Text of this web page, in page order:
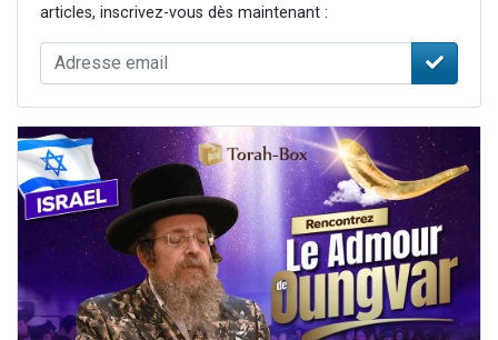
articles, inscrivez-vous dès maintenant :